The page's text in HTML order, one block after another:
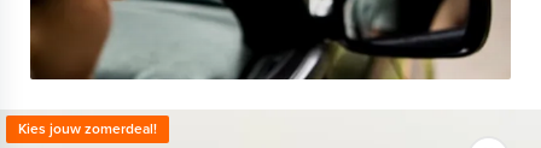
Kies jouw zomerdeal!